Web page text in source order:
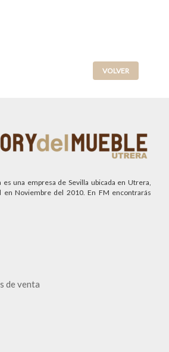
VOLVER
una empresa de Sevilla ubicada en Utrera,
en Noviembre del 2010. En FM encontrarás
de venta